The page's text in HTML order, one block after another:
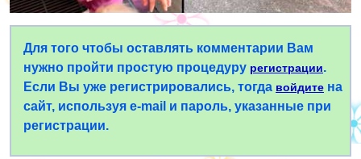
Для того чтобы оставлять комментарии Вам
нужно пройти простую процедуру регистрации.
Если Вы уже регистрировались, тогда войдите на
сайт, используя e-mail и пароль, указанные при
регистрации.